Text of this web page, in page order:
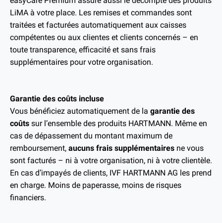
LiMA à votre place. Les remises et commandes sont
traitées et facturées automatiquement aux caisses
compétentes ou aux clientes et clients concernés – en
toute transparence, efficacité et sans frais
supplémentaires pour votre organisation.
Garantie des coûts incluse
Vous bénéficiez automatiquement de la garantie des
coûts sur l’ensemble des produits HARTMANN. Même en
cas de dépassement du montant maximum de
remboursement, aucuns frais supplémentaires ne vous
sont facturés – ni à votre organisation, ni à votre clientèle.
En cas d’impayés de clients, IVF HARTMANN AG les prend
en charge. Moins de paperasse, moins de risques
financiers.